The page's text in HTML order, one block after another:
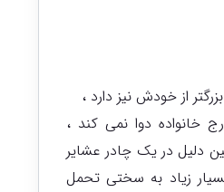
خانواده دوا نمی کند ،
دلیل در یک چادر عشایر
زیاد به سختی تحمل